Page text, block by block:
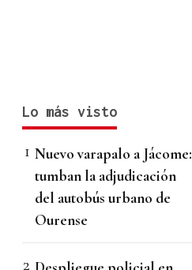
Lo más visto
Nuevo varapalo a Jácome:
tumban la adjudicación
del autobús urbano de
Ourense